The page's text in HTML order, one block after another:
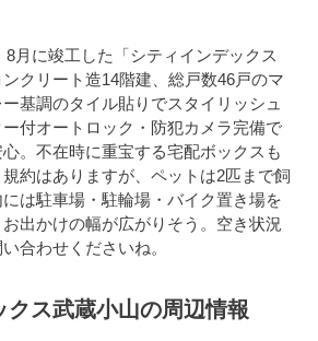
8月に竣工した「シティインデックス
クリート造14階建、総戸数46戸のマ
基調のタイル貼りでスタイリッシュ
付オートロック・防犯カメラ完備で
。不在時に重宝する宅配ボックスも
約はありますが、ペットは2匹まで飼
は駐車場・駐輪場・バイク置き場を
出かけの幅が広がりそう。空き状況
合わせくださいね。
クス武蔵小山の周辺情報